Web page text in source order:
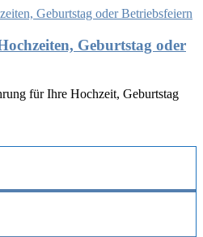
Geburtstag oder
für Ihre Hochzeit, Geburtstag